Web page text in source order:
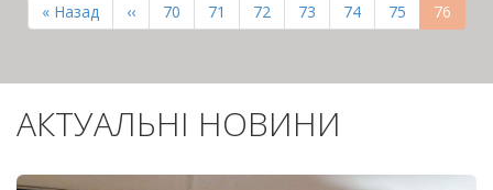
СТОРІНКИ
Перша
сторінка
« Назад
Попередня
сторінка
‹‹ Page
70 Page
71 Page
72 Page
73 Page
74 Page
75 76
АКТУАЛЬНІ НОВИНИ